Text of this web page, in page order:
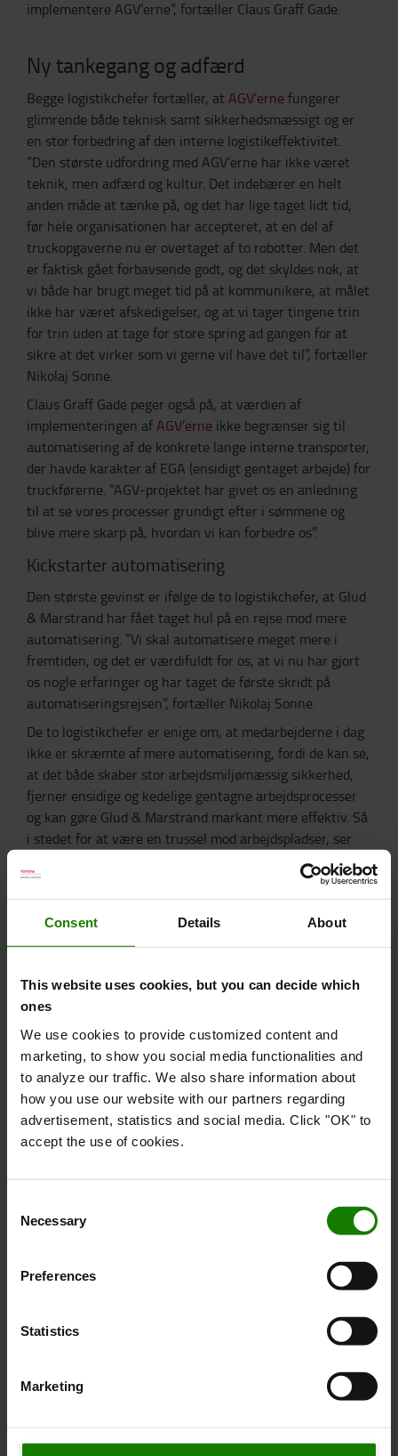
Consent Details About
This website uses cookies, but you can decide which
ones
We use cookies to provide customized content and
marketing, to show you social media functionalities and
to analyze our traffic. We also share information about
how you use our website with our partners regarding
advertisement, statistics and social media. Click "OK" to
accept the use of cookies.
Selection
Necessary
Preferences
Statistics
Marketing
implementere AGV’erne”, fortæller Claus Graff Gade.
Ny tankegang og adfærd
Begge logistikchefer fortæller, at AGV’erne fungerer
glimrende både teknisk samt sikkerhedsmæssigt og er
en stor forbedring af den interne logistikeffektivitet.
”Den største udfordring med AGV’erne har ikke været
teknik, men adfærd og kultur. Det indebærer en helt
anden måde at tænke på, og det har lige taget lidt tid,
før hele organisationen har accepteret, at en del af
truckopgaverne nu er overtaget af to robotter. Men det
er faktisk gået forbavsende godt, og det skyldes nok, at
vi både har brugt meget tid på at kommunikere, at målet
ikke har været afskedigelser, og at vi tager tingene trin
for trin uden at tage for store spring ad gangen for at
sikre at det virker som vi gerne vil have det til”, fortæller
Nikolaj Sonne.
Claus Graff Gade peger også på, at værdien af
implementeringen afAGV’erne ikke begrænser sig til
automatisering af de konkrete lange interne transporter,
der havde karakter af EGA (ensidigt gentaget arbejde) for
truckførerne. ”AGV-projektet har givet os en anledning
til at se vores processer grundigt efter i sømmene og
blive mere skarp på, hvordan vi kan forbedre os”.
Kickstarter automatisering
Den største gevinst er ifølge de to logistikchefer, at Glud
& Marstrand har fået taget hul på en rejse mod mere
automatisering. ”Vi skal automatisere meget mere i
fremtiden, og det er værdifuldt for os, at vi nu har gjort
os nogle erfaringer og har taget de første skridt på
automatiseringsrejsen”, fortæller Nikolaj Sonne.
De to logistikchefer er enige om, at medarbejderne i dag
ikke er skræmte af mere automatisering, fordi de kan se,
at det både skaber stor arbejdsmiljømæssig sikkerhed,
fjerner ensidige og kedelige gentagne arbejdsprocesser
og kan gøre Glud & Marstrand markant mere effektiv. Så
i stedet for at være en trussel mod arbejdspladser, ser
organisationen automatisering som en beskyttelse af
arbejdspladser, fordi forretningen bliver mere
konkurrencedygtig.
Kan automatiserede gaffeltruck også være med til at
optimere dit lager?Se mere her >>
Fordele ved AGV-løsningen
Højere arbejdsmiljømæssig sikkerhed.
Mindre ensidigt gentaget arbejde for truckførere.
Mere fagligt udfordrende arbejdsindhold.
Højere og mere stabil transportkapacitet der kører
24/7/365 uden at blive træt og ukoncentreret.
AGV’erne kan nemt programmeres til at køre nye
AGV’erne vænner organisationen til at arbejde med
udvikling.
Fakta om AGV-løsningen
AGV’erne kører 6-8 timer på én opladning, som tager